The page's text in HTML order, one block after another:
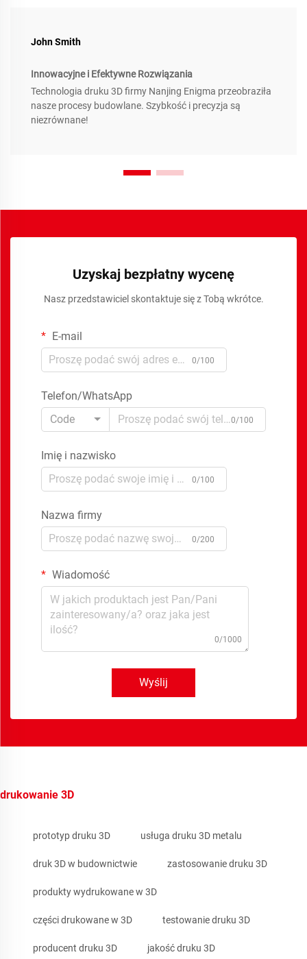
John Smith
Innowacyjne i Efektywne Rozwiązania
Technologia druku 3D firmy Nanjing Enigma przeobraziła
nasze procesy budowlane. Szybkość i precyzja są
niezrównane!
Uzyskaj bezpłatny wycenę
Nasz przedstawiciel skontaktuje się z Tobą wkrótce.
E-mail
0/100
Telefon/WhatsApp
Code
0/100
Imię i nazwisko
0/100
Nazwa firmy
0/200
Wiadomość
0/1000
Wyślij
drukowanie 3D
prototyp druku 3D usługa druku 3D metalu
druk 3D w budownictwie zastosowanie druku 3D
produkty wydrukowane w 3D
części drukowane w 3D testowanie druku 3D
producent druku 3D jakość druku 3D